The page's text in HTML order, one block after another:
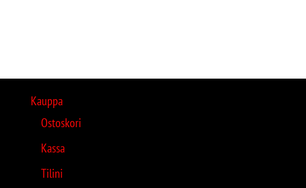
Kauppa
Ostoskori
Kassa
Tilini